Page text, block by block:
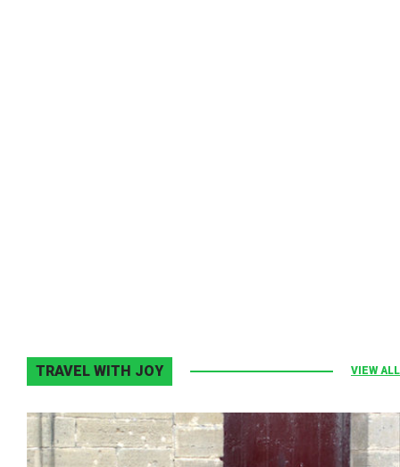
TRAVEL WITH JOY VIEW ALL